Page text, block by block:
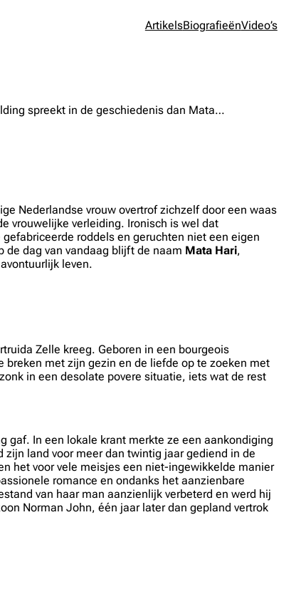
ArtikelsBiografieënVideo’s
spreekt in de geschiedenis dan Mata…
Nederlandse vrouw overtrof zichzelf door een waas
vrouwelijke verleiding. Ironisch is wel dat
roddels en geruchten niet een eigen
de dag van vandaag blijft de naam Mata Hari,
leven.
Zelle kreeg. Geboren in een bourgeois
met zijn gezin en de liefde op te zoeken met
in een desolate povere situatie, iets wat de rest
gaf. In een lokale krant merkte ze een aankondiging
land voor meer dan twintig jaar gediend in de
het voor vele meisjes een niet-ingewikkelde manier
romance en ondanks het aanzienbare
van haar man aanzienlijk verbeterd en werd hij
Norman John, één jaar later dan gepland vertrok